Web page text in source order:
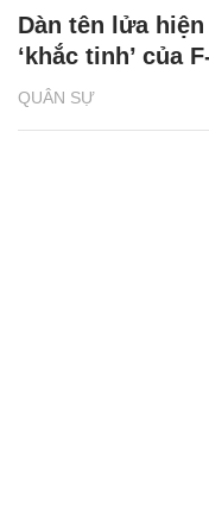
QUÂN SỰ
Dàn tên lửa
‘khắc tinh’ của